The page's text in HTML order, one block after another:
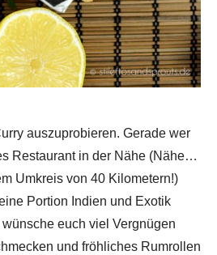
auszuprobieren. Gerade wer
Restaurant in der Nähe (Nähe…
Umkreis von 40 Kilometern!)
Portion Indien und Exotik
euch viel Vergnügen
und fröhliches Rumrollen